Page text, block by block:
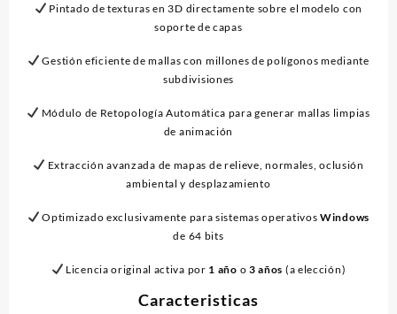
Pintado de texturas en 3D directamente sobre el modelo con
soporte de capas
Gestión eficiente de mallas con millones de polígonos mediante
subdivisiones
Módulo de Retopología Automática para generar mallas limpias
de animación
Extracción avanzada de mapas de relieve, normales, oclusión
ambiental y desplazamiento
Optimizado exclusivamente para sistemas operativosWindows
de 64 bits
Licencia original activa por 1 año o 3 años (a elección)
Caracteristicas